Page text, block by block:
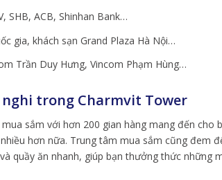
SHB, ACB, Shinhan Bank…
gia, khách sạn Grand Plaza Hà Nội…
Trần Duy Hưng, Vincom Phạm Hùng…
trong Charmvit Tower
sắm với hơn 200 gian hàng mang đến cho
hơn nữa. Trung tâm mua sắm cũng đem
quầy ăn nhanh, giúp bạn thưởng thức những